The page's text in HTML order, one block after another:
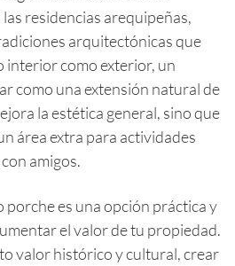
residencias arequipeñas,
arquitectónicas que
interior como exterior, un
como una extensión natural de
la estética general, sino que
área extra para actividades
amigos.
porche es una opción práctica y
el valor de tu propiedad.
valor histórico y cultural, crear